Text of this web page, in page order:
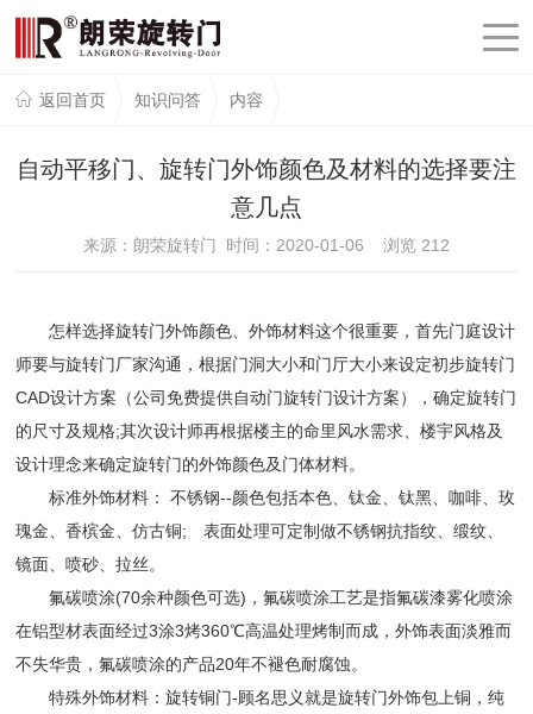
返回首页 知识问答 内容
自动平移门、旋转门外饰颜色及材料的选择要注
意几点
来源：朗荣旋转门 时间：2020-01-06 浏览 212
怎样选择旋转门外饰颜色、外饰材料这个很重要，首先门庭设计
师要与旋转门厂家沟通，根据门洞大小和门厅大小来设定初步旋转门
CAD设计方案（公司免费提供自动门旋转门设计方案），确定旋转门
的尺寸及规格;其次设计师再根据楼主的命里风水需求、楼宇风格及
设计理念来确定旋转门的外饰颜色及门体材料。
标准外饰材料： 不锈钢--颜色包括本色、钛金、钛黑、咖啡、玫
瑰金、香槟金、仿古铜; 表面处理可定制做不锈钢抗指纹、缎纹、
镜面、喷砂、拉丝。
氟碳喷涂(70余种颜色可选)，氟碳喷涂工艺是指氟碳漆雾化喷涂
在铝型材表面经过3涂3烤360℃高温处理烤制而成，外饰表面淡雅而
不失华贵，氟碳喷涂的产品20年不褪色耐腐蚀。
特殊外饰材料：旋转铜门-顾名思义就是旋转门外饰包上铜，纯